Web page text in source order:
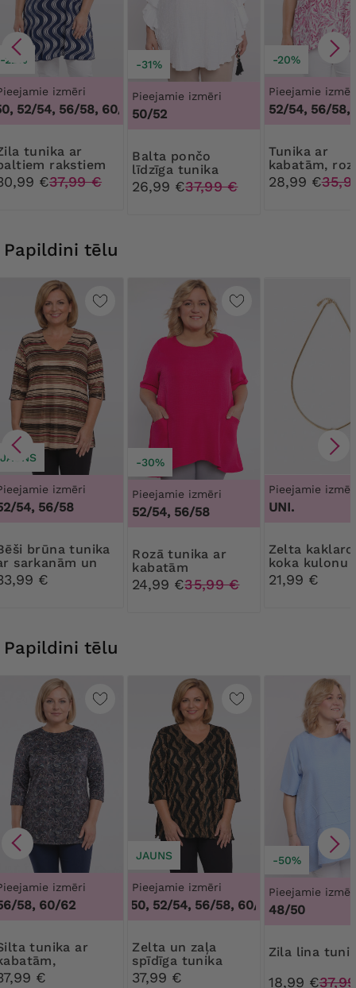
-22%
izmēri
52/54, 56/58, 60/62 ,48/50, 52/54, 56/58, 60/62
ar
rakstiem
€37,99 €
-31%
Pieejamie izmēri
50/52
Balta pončo
līdzīga tunika
26,99 €37,99 €
-20%
Pieejamie
52/54, 56/58,
Tunika ar
kabatām,
lapas
28,99 €
Papildini tēlu
JAUNS
izmēri
54, 56/58
sarkanām un
jostas
€
-30%
Pieejamie izmēri
52/54, 56/58
Rozā tunika ar
kabatām
24,99 €35,99 €
Pieejamie
UNI.
Zelta kaklarota ar
koka kulonu
21,99 €
Papildini tēlu
izmēri
58, 60/62
ar
€
JAUNS
Pieejamie izmēri
48/50, 52/54, 56/58, 60/62 ,48/50, 52/
Zelta un zaļa
spīdīga tunika
37,99 €
-50%
Pieejamie
48/50
Zila lina
18,99 €